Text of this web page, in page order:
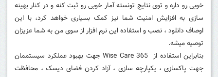
خوبی رو داره و توی نتایج تونسته آمار خوبی رو ثبت کنه و در کنار بهینه
سازی به افزایش امنیت شما نیز کمک بسیاری خواهد کرد، با این
اوصاف دانلود ، نصب و استفاده این نرم افزار از سوی من به شما عزیزان
توصیه میشه.
بنابراین استفاده از Wise Care 365 جهت بهبود عملکرد سیستممان
جهت پاکسازی ، یکپارچه سازی ، آزاد کردن فضای دیسک ، محافظت